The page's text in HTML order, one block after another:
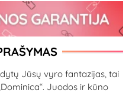
Jūsų vyro fantazijas, tai
Juodos ir kūno